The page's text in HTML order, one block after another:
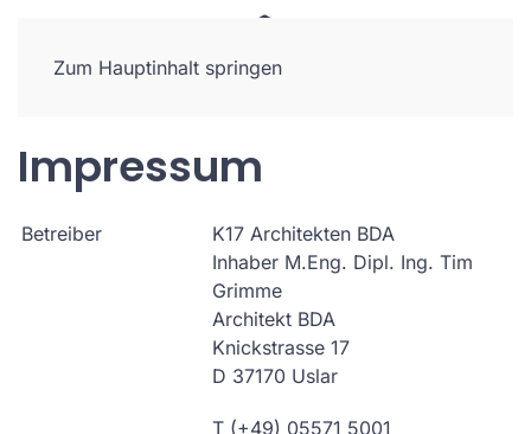
Zum Hauptinhalt springen
Impressum
Betreiber
K17 Architekten BDA
Inhaber M.Eng. Dipl. Ing. Tim
Grimme
Architekt BDA
Knickstrasse 17
D 37170 Uslar
T (+49) 05571 5001